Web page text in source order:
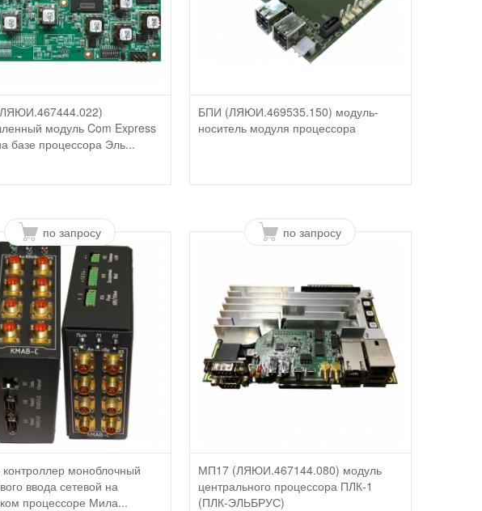
модуль Com Express
базе процессора Эль...
БПИ (ЛЯЮИ.469535.150) модуль-
носитель модуля процессора
по запросу
моноблочный
ввода сетевой на
процессоре Мила...
по запросу
МП17 (ЛЯЮИ.467144.080) модуль
центрального процессора ПЛК-1
(ПЛК-ЭЛЬБРУС)